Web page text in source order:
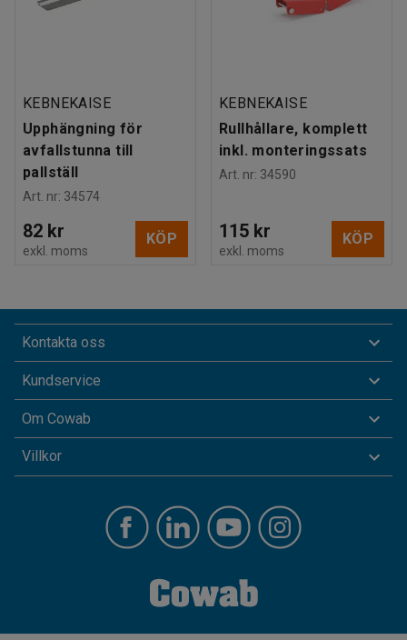
KEBNEKAISE
Upphängning för
avfallstunna till
pallställ
Art. nr: 34574
82 kr
exkl. moms
KÖP
KEBNEKAISE
Rullhållare, komplett
inkl. monteringssats
Art. nr: 34590
115 kr
exkl. moms
KÖP
Kontakta oss
Kundservice
Om Cowab
Villkor